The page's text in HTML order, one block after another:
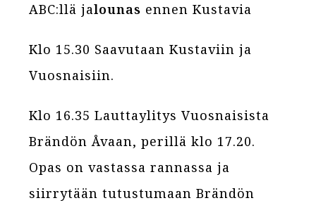
ABC:llä jalounas ennen Kustavia
Klo 15.30 Saavutaan Kustaviin ja
Vuosnaisiin.
Klo 16.35 Lauttaylitys Vuosnaisista
Brändön Åvaan, perillä klo 17.20.
Opas on vastassa rannassa ja
siirrytään tutustumaan Brändön